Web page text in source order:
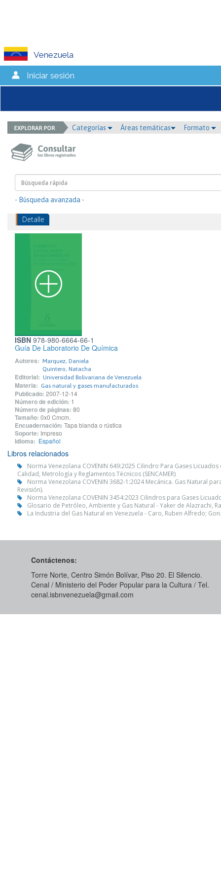
Venezuela
Iniciar sesión
Categorías Áreas temáticas Formato
- Búsqueda avanzada -
Detalle
ISBN 978-980-6664-66-1
Guía De Laboratorio De Química
Autores: Marquez, Daniela
Quintero, Natacha
Editorial: Universidad Bolivariana de Venezuela
Materia: Gas natural y gases manufacturados
Publicado: 2007-12-14
Número de edición: 1
Número de páginas: 80
Tamaño: 0x0 Cmcm.
Encuadernación: Tapa blanda o rústica
Soporte: Impreso
Idioma: Español
Libros relacionados
Norma Venezolana COVENIN 649:2025 Cilindro Para Gases
Calidad, Metrología y Reglamentos Técnicos (SENCAMER)
Norma Venezolana COVENIN 3682-1:2024 Mecánica. Gas Natural
Revisión).
Norma Venezolana COVENIN 3454:2023 Cilindros para Gases
Glosario de Petróleo, Ambiente y Gas Natural - Yaker de Alazrachi,
La Industria del Gas Natural en Venezuela - Caro, Ruben Alfredo;
Contáctenos:
Torre Norte, Centro Simón Bolívar, Piso 20. El Silencio.
Cenal / Ministerio del Poder Popular para la Cultura / Tel.
cenal.isbnvenezuela@gmail.com